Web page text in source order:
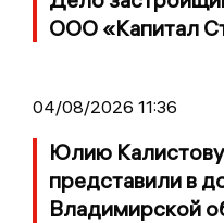
ООО «Капитал
04/08/2026 11:36
Юлию
представили в
Владимирской